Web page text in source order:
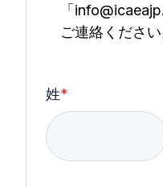
「
ご連絡ください
姓*